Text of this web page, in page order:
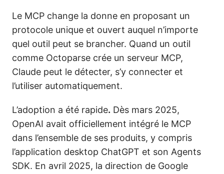
Le MCP change la donne en proposant un
protocole unique et ouvert auquel n’importe
quel outil peut se brancher. Quand un outil
comme Octoparse crée un serveur MCP,
Claude peut le détecter, s’y connecter et
l’utiliser automatiquement.
L’adoption a été rapide. Dès mars 2025,
OpenAI avait officiellement intégré le MCP
dans l’ensemble de ses produits, y compris
l’application desktop ChatGPT et son Agents
SDK. En avril 2025, la direction de Google